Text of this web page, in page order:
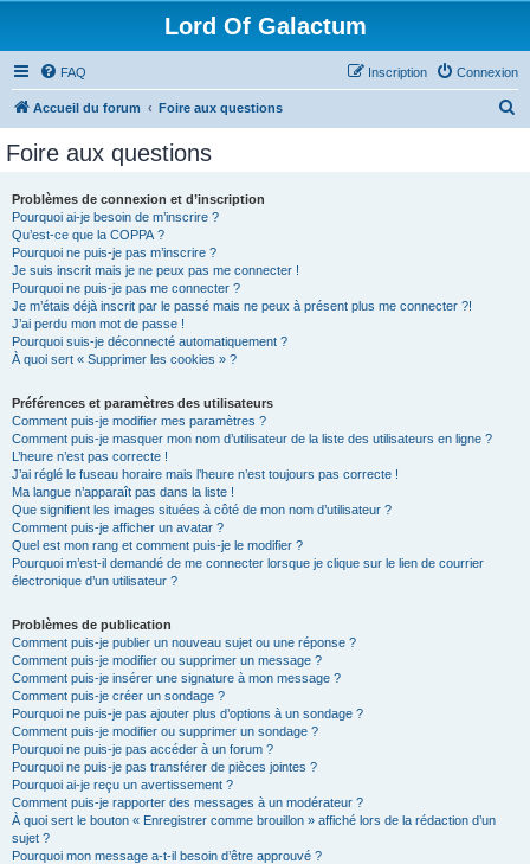
Lord Of Galactum
FAQ Connexion
Inscription
Accueil du forum Foire aux questions
Foire aux questions
Problèmes de connexion et d’inscription
Pourquoi ai-je besoin de m’inscrire ?
Qu’est-ce que la COPPA ?
Pourquoi ne puis-je pas m’inscrire ?
Je suis inscrit mais je ne peux pas me connecter !
Pourquoi ne puis-je pas me connecter ?
Je m’étais déjà inscrit par le passé mais ne peux à présent plus me connecter ?!
J’ai perdu mon mot de passe !
Pourquoi suis-je déconnecté automatiquement ?
À quoi sert « Supprimer les cookies » ?
Préférences et paramètres des utilisateurs
Comment puis-je modifier mes paramètres ?
Comment puis-je masquer mon nom d’utilisateur de la liste des utilisateurs en ligne ?
L’heure n’est pas correcte !
J’ai réglé le fuseau horaire mais l’heure n’est toujours pas correcte !
Ma langue n’apparaît pas dans la liste !
Que signifient les images situées à côté de mon nom d’utilisateur ?
Comment puis-je afficher un avatar ?
Quel est mon rang et comment puis-je le modifier ?
Pourquoi m’est-il demandé de me connecter lorsque je clique sur le lien de courrier
électronique d’un utilisateur ?
Problèmes de publication
Comment puis-je publier un nouveau sujet ou une réponse ?
Comment puis-je modifier ou supprimer un message ?
Comment puis-je insérer une signature à mon message ?
Comment puis-je créer un sondage ?
Pourquoi ne puis-je pas ajouter plus d’options à un sondage ?
Comment puis-je modifier ou supprimer un sondage ?
Pourquoi ne puis-je pas accéder à un forum ?
Pourquoi ne puis-je pas transférer de pièces jointes ?
Pourquoi ai-je reçu un avertissement ?
Comment puis-je rapporter des messages à un modérateur ?
À quoi sert le bouton « Enregistrer comme brouillon » affiché lors de la rédaction d’un
sujet ?
Pourquoi mon message a-t-il besoin d’être approuvé ?